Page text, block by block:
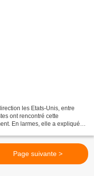
les Etats-Unis, entre
ont rencontré cette
En larmes, elle a expliqué
Page suivante >